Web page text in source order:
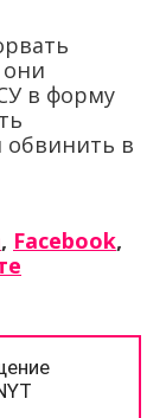
они
в форму
в
, Facebook,